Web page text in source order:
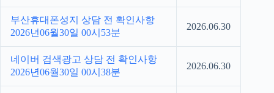
부산휴대폰성지 상담 전 확인사항
2026년06월30일 00시53분
2026.06.30
네이버 검색광고 상담 전 확인사항
2026년06월30일 00시38분
2026.06.30